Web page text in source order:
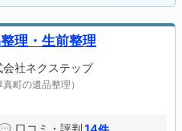
理・生前整理
会社ネクステップ
町の遺品整理）